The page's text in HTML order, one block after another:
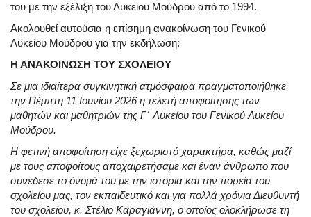
του με την εξέλιξη του Λυκείου Μούδρου από το 1994.
Ακολουθεί αυτούσια η επίσημη ανακοίνωση του Γενικού
Λυκείου Μούδρου για την εκδήλωση:
Η ΑΝΑΚΟΙΝΩΣΗ ΤΟΥ ΣΧΟΛΕΙΟΥ
Σε μια ιδιαίτερα συγκινητική ατμόσφαιρα πραγματοποιήθηκε
την Πέμπτη 11 Ιουνίου 2026 η τελετή αποφοίτησης των
μαθητών και μαθητριών της Γ΄ Λυκείου του Γενικού Λυκείου
Μούδρου.
Η φετινή αποφοίτηση είχε ξεχωριστό χαρακτήρα, καθώς μαζί
με τους αποφοίτους αποχαιρετήσαμε και έναν άνθρωπο που
συνέδεσε το όνομά του με την ιστορία και την πορεία του
σχολείου μας, τον εκπαιδευτικό και για πολλά χρόνια Διευθυντή
του σχολείου, κ. Στέλιο Καραγιάννη, ο οποίος ολοκλήρωσε τη